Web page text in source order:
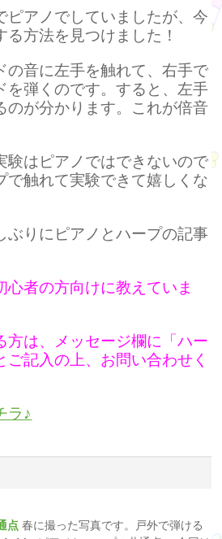
ピアノでしていましたが、今
る方法を見つけました！
の音に左手を触れて、右手で
を弾くのです。すると、左手
のが分かります。これが倍音
験はピアノではできないので
で触れて実験できて嬉しくな
ぶりにピアノとハープの記事
心者の方向けに教えていま
方は、メッセージ欄に「ハー
ご記入の上、お問い合わせく
ラ♪
点春に撮った写真です。戸外で弾ける